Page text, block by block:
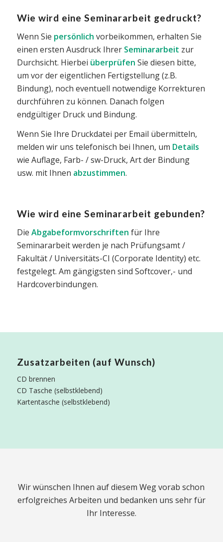
Wie wird eine Seminararbeit gedruckt?
Wenn Sie persönlich vorbeikommen, erhalten Sie
einen ersten Ausdruck Ihrer Seminararbeit zur
Durchsicht. Hierbei überprüfen Sie diesen bitte,
um vor der eigentlichen Fertigstellung (z.B.
Bindung), noch eventuell notwendige Korrekturen
durchführen zu können. Danach folgen
endgültiger Druck und Bindung.
Wenn Sie Ihre Druckdatei per Email übermitteln,
melden wir uns telefonisch bei Ihnen, um Details
wie Auflage, Farb- / sw-Druck, Art der Bindung
usw. mit Ihnen abzustimmen.
Wie wird eine Seminararbeit gebunden?
Die Abgabeformvorschriften für Ihre
Seminararbeit werden je nach Prüfungsamt /
Fakultät / Universitäts-CI (Corporate Identity) etc.
festgelegt. Am gängigsten sind Softcover,- und
Hardcoverbindungen.
Zusatzarbeiten (auf Wunsch)
CD brennen
CD Tasche (selbstklebend)
Kartentasche (selbstklebend)
Wir wünschen Ihnen auf diesem Weg vorab schon
erfolgreiches Arbeiten und bedanken uns sehr für
Ihr Interesse.